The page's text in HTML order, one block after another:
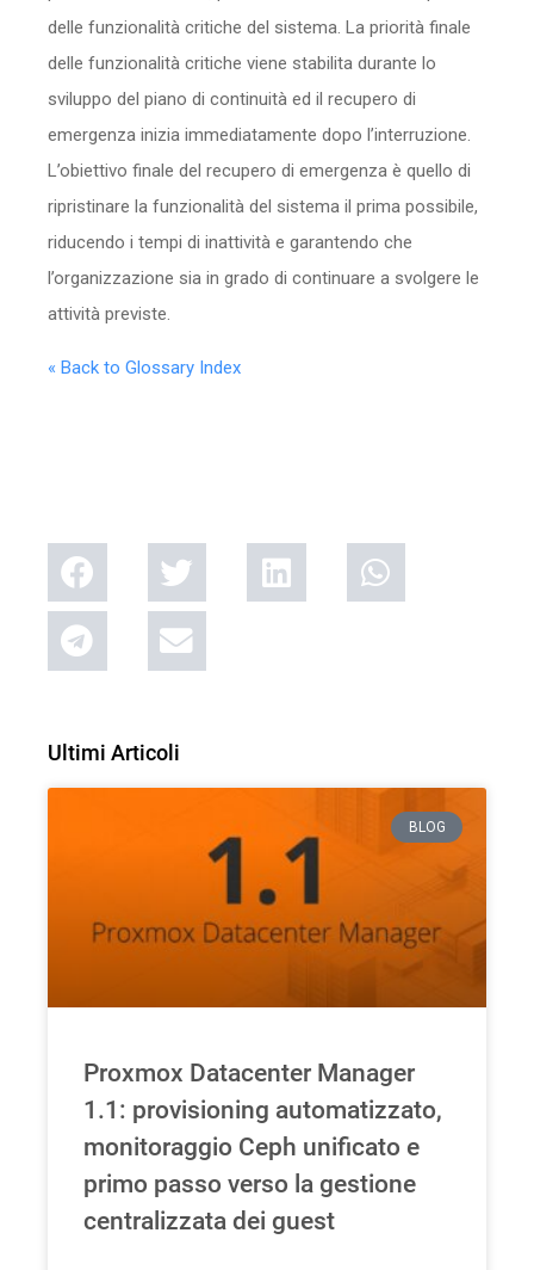
delle funzionalità critiche del sistema. La priorità finale
delle funzionalità critiche viene stabilita durante lo
sviluppo del piano di continuità ed il recupero di
emergenza inizia immediatamente dopo l’interruzione.
L’obiettivo finale del recupero di emergenza è quello di
ripristinare la funzionalità del sistema il prima possibile,
riducendo i tempi di inattività e garantendo che
l’organizzazione sia in grado di continuare a svolgere le
attività previste.
« Back to Glossary Index
Ultimi Articoli
BLOG
Proxmox Datacenter Manager
1.1: provisioning automatizzato,
monitoraggio Ceph unificato e
primo passo verso la gestione
centralizzata dei guest